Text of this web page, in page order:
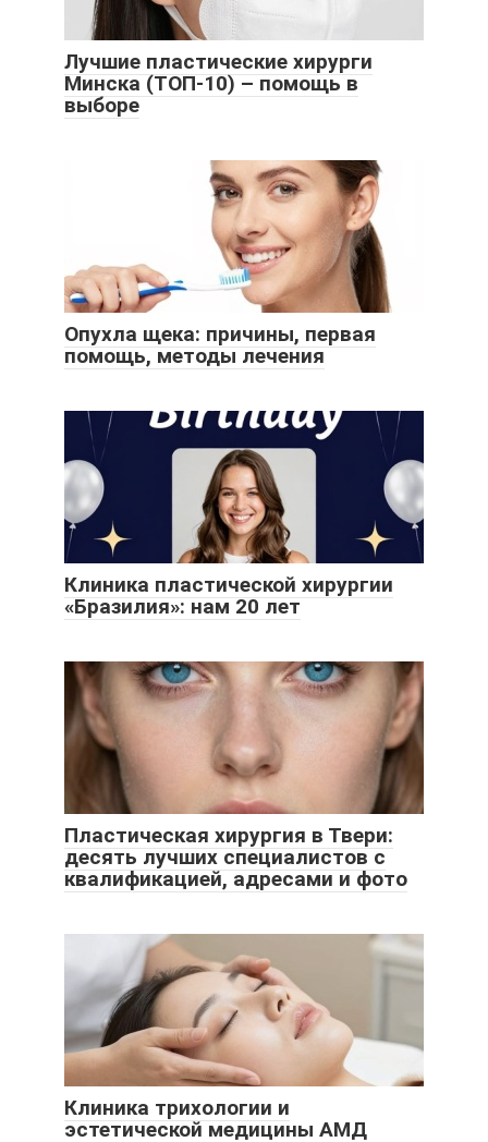
Лучшие пластические хирурги
Минска (ТОП-10) – помощь в
выборе
Опухла щека: причины, первая
помощь, методы лечения
Клиника пластической хирургии
«Бразилия»: нам 20 лет
Пластическая хирургия в Твери:
десять лучших специалистов с
квалификацией, адресами и фото
Клиника трихологии и
эстетической медицины АМД